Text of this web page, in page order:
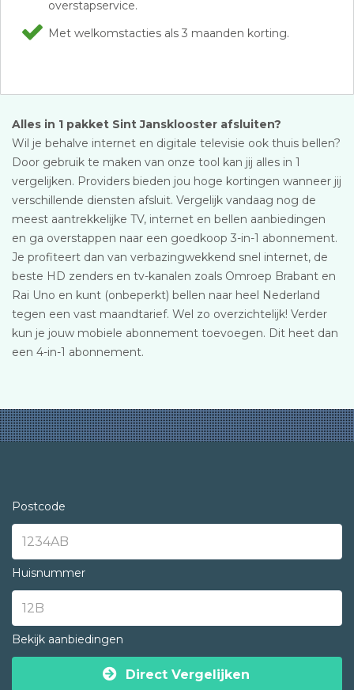
overstapservice.
Met welkomstacties als 3 maanden korting.
Alles in 1 pakket Sint Jansklooster afsluiten?
Wil je behalve internet en digitale televisie ook thuis bellen?
Door gebruik te maken van onze tool kan jij alles in 1
vergelijken. Providers bieden jou hoge kortingen wanneer jij
verschillende diensten afsluit. Vergelijk vandaag nog de
meest aantrekkelijke TV, internet en bellen aanbiedingen
en ga overstappen naar een goedkoop 3-in-1 abonnement.
Je profiteert dan van verbazingwekkend snel internet, de
beste HD zenders en tv-kanalen zoals Omroep Brabant en
Rai Uno en kunt (onbeperkt) bellen naar heel Nederland
tegen een vast maandtarief. Wel zo overzichtelijk! Verder
kun je jouw mobiele abonnement toevoegen. Dit heet dan
een 4-in-1 abonnement.
Postcode
Huisnummer
Bekijk aanbiedingen
Direct Vergelijken